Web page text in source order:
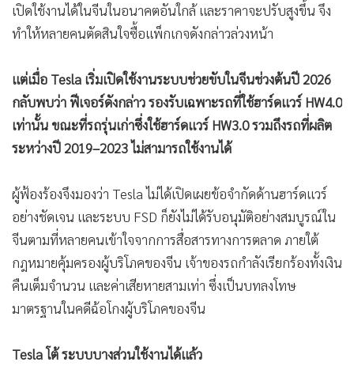
เปิดใช้งานได้ในจีนในอนาคตอันใกล้ และราคาจะปรับสูงขึ้น จึง
ทำให้หลายคนตัดสินใจซื้อแพ็กเกจดังกล่าวล่วงหน้า
แต่เมื่อ Tesla เริ่มเปิดใช้งานระบบช่วยขับในจีนช่วงต้นปี 2026
กลับพบว่า ฟีเจอร์ดังกล่าว รองรับเฉพาะรถที่ใช้ฮาร์ดแวร์ HW4.0
เท่านั้น ขณะที่รถรุ่นเก่าซึ่งใช้ฮาร์ดแวร์ HW3.0 รวมถึงรถที่ผลิต
ระหว่างปี 2019–2023 ไม่สามารถใช้งานได้
ผู้ฟ้องร้องจึงมองว่า Tesla ไม่ได้เปิดเผยข้อจำกัดด้านฮาร์ดแวร์
อย่างชัดเจน และระบบ FSD ก็ยังไม่ได้รับอนุมัติอย่างสมบูรณ์ใน
จีนตามที่หลายคนเข้าใจจากการสื่อสารทางการตลาด ภายใต้
กฎหมายคุ้มครองผู้บริโภคของจีน เจ้าของรถกำลังเรียกร้องทั้งเงิน
คืนเต็มจำนวน และค่าเสียหายสามเท่า ซึ่งเป็นบทลงโทษ
มาตรฐานในคดีฉ้อโกงผู้บริโภคของจีน
Tesla โต้ ระบบบางส่วนใช้งานได้แล้ว